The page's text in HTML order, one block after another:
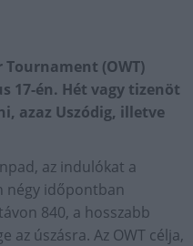
(OWT)
17-én. Hét vagy tizenöt
azaz Uszódig, illetve
az indulókat a
négy időpontban
840, a hosszabb
az úszásra. Az OWT célja,